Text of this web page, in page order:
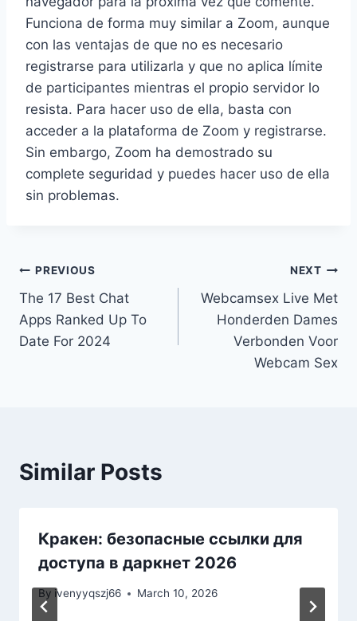
Funciona de forma muy similar a Zoom, aunque
con las ventajas de que no es necesario
registrarse para utilizarla y que no aplica límite
de participantes mientras el propio servidor lo
resista. Para hacer uso de ella, basta con
acceder a la plataforma de Zoom y registrarse.
Sin embargo, Zoom ha demostrado su
complete seguridad y puedes hacer uso de ella
sin problemas.
Post
navigation
PREVIOUS
The 17 Best Chat
Apps Ranked Up To
Date For 2024
NEXT
Webcamsex Live Met
Honderden Dames
Verbonden Voor
Webcam Sex
Similar Posts
Кракен: безопасные ссылки для
доступа в даркнет 2026
By ivenyyqszj66 March 10, 2026